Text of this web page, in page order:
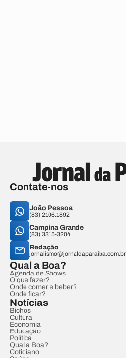
Contate-nos
João Pessoa
(83) 2106.1892
Campina Grande
(83) 3315-3204
Redação
jornalismo@jornaldaparaiba.com.br
Qual a Boa?
Agenda de Shows
O que fazer?
Onde comer e beber?
Onde ficar?
Notícias
Bichos
Cultura
Economia
Educação
Política
Qual a Boa?
Cotidiano